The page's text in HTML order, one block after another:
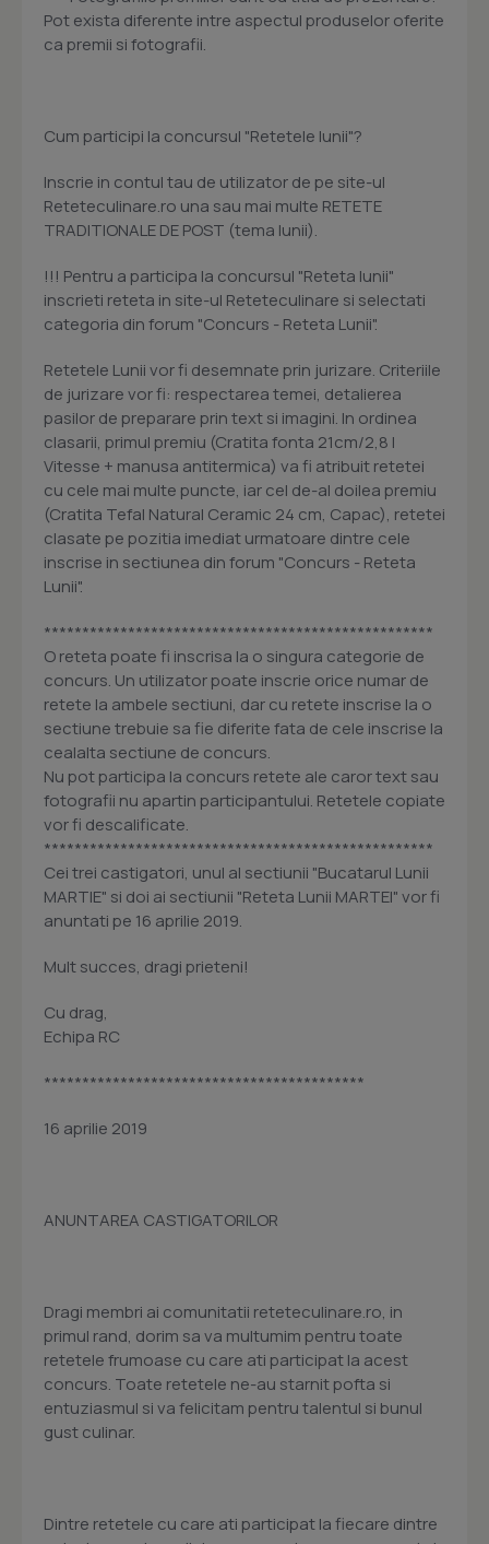
Pot exista diferente intre aspectul produselor oferite
ca premii si fotografii.
Cum participi la concursul "Retetele lunii"?
Inscrie in contul tau de utilizator de pe site-ul
Reteteculinare.ro una sau mai multe RETETE
TRADITIONALE DE POST (tema lunii).
!!! Pentru a participa la concursul "Reteta lunii"
inscrieti reteta in site-ul Reteteculinare si selectati
categoria din forum "Concurs - Reteta Lunii".
Retetele Lunii vor fi desemnate prin jurizare. Criteriile
de jurizare vor fi: respectarea temei, detalierea
pasilor de preparare prin text si imagini. In ordinea
clasarii, primul premiu (Cratita fonta 21cm/2,8 l
Vitesse + manusa antitermica) va fi atribuit retetei
cu cele mai multe puncte, iar cel de-al doilea premiu
(Cratita Tefal Natural Ceramic 24 cm, Capac), retetei
clasate pe pozitia imediat urmatoare dintre cele
inscrise in sectiunea din forum "Concurs - Reteta
Lunii".
***************************************************
O reteta poate fi inscrisa la o singura categorie de
concurs. Un utilizator poate inscrie orice numar de
retete la ambele sectiuni, dar cu retete inscrise la o
sectiune trebuie sa fie diferite fata de cele inscrise la
cealalta sectiune de concurs.
Nu pot participa la concurs retete ale caror text sau
fotografii nu apartin participantului. Retetele copiate
vor fi descalificate.
***************************************************
Cei trei castigatori, unul al sectiunii "Bucatarul Lunii
MARTIE" si doi ai sectiunii "Reteta Lunii MARTEI" vor fi
anuntati pe 16 aprilie 2019.
Mult succes, dragi prieteni!
Cu drag,
Echipa RC
******************************************
16 aprilie 2019
ANUNTAREA CASTIGATORILOR
Dragi membri ai comunitatii reteteculinare.ro, in
primul rand, dorim sa va multumim pentru toate
retetele frumoase cu care ati participat la acest
concurs. Toate retetele ne-au starnit pofta si
entuziasmul si va felicitam pentru talentul si bunul
gust culinar.
Dintre retetele cu care ati participat la fiecare dintre